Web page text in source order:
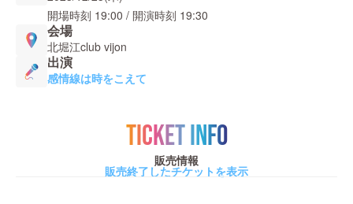
開場時刻 19:00 / 開演時刻 19:30
会場
北堀江club vijon
出演
感情線は時をこえて
TICKET INFO
販売情報
販売終了したチケットを表示